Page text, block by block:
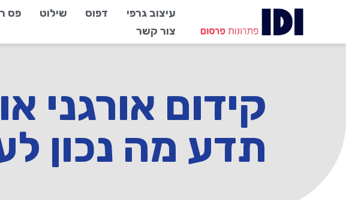
עיצוב גרפי דפוס שילוט פס
צור קשר
קידום אורגני
תדע מה נכון